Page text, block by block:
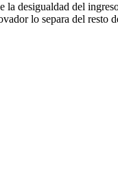
desigualdad del
lo separa del resto